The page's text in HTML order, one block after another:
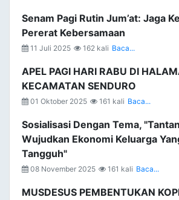
Senam Pagi Rutin Jum’at: Jaga
Pererat Kebersamaan
11 Juli 2025 162 kali Baca...
APEL PAGI HARI RABU DI
KECAMATAN SENDURO
01 Oktober 2025 161 kali Baca...
Sosialisasi Dengan Tema,
Wujudkan Ekonomi Keluarga
Tangguh"
08 November 2025 161 kali Baca...
MUSDESUS PEMBENTUKAN